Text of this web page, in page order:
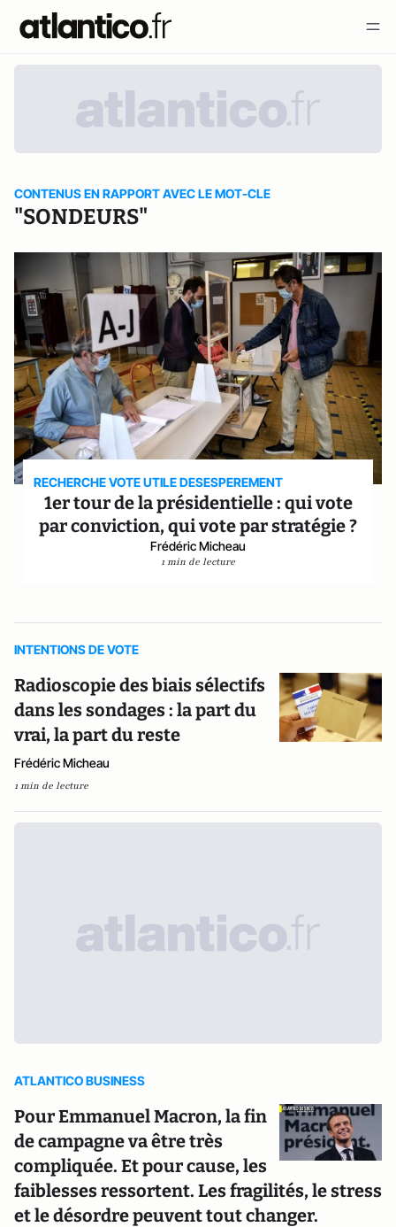
CONTENUS EN RAPPORT AVEC LE MOT-CLE
"SONDEURS"
RECHERCHE VOTE UTILE DESESPEREMENT
1er tour de la présidentielle : qui vote
par conviction, qui vote par stratégie ?
Frédéric Micheau
1 min de lecture
INTENTIONS DE VOTE
Radioscopie des biais sélectifs
dans les sondages : la part du
vrai, la part du reste
Frédéric Micheau
1 min de lecture
ATLANTICO BUSINESS
Pour Emmanuel Macron, la fin
de campagne va être très
compliquée. Et pour cause, les
faiblesses ressortent. Les fragilités, le stress
et le désordre peuvent tout changer.